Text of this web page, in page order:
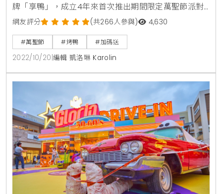
牌「享鴨」，成立4年來首次推出期間限定萬聖節派對
料理，升級四道人氣菜色，變裝成可愛搞鬼餐點。
10/11-11/6期間到店點烤鴨或套餐，每人加碼送「吃驚鴨
堡」一份，要讓你吃「堡」飽外，也能有萬聖節聚餐新
體驗。延續「享鴨」烤鴨百變吃法精神，店內經典功夫
菜在萬聖節變裝開趴，「瑤柱醬爆蘿蔔糕」和「金絲酥
炸牡蠣」黏上眼珠糖片，張著大眼化身百眼妖怪和木乃
伊來搗蛋
網友評分 (共266人參與) 4,630
#萬聖節 #烤鴨 #加碼送
2022/10/20 編輯 凱洛琳 Karolin